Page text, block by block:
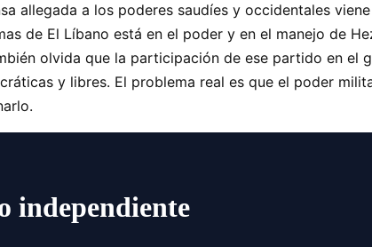
allegada a los poderes saudíes y occidentales
de El Líbano está en el poder y en el manejo de
olvida que la participación de ese partido en el
y libres. El problema real es que el poder
independiente